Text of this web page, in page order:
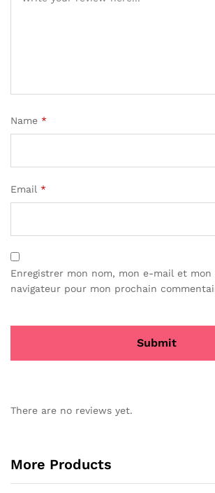
Name *
Email *
Enregistrer mon nom, mon e-mail et mon
navigateur pour mon prochain
There are no reviews yet.
More Products